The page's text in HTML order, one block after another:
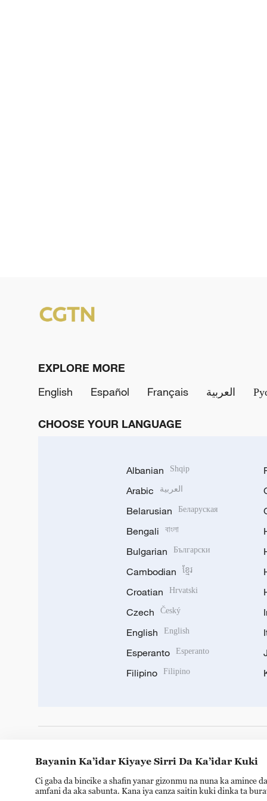
EXPLORE MORE
English
Español Français العربية
CHOOSE YOUR LANGUAGE
Albanian Shqip
Arabic العربية
Belarusian Беларуская
Bengali বাংলা
Bulgarian Български
Cambodian ខ្មែរ
Croatian Hrvatski
Czech Český
English English
Esperanto Esperanto
Filipino Filipino
Bayanin Ka’idar Kiyaye Sirri Da Ka’idar Kuki
Ci gaba da bincike a shafin yanar gizonmu na nuna ka amince
amfani da aka sabunta. Kana iya canza saitin kuki dinka ta